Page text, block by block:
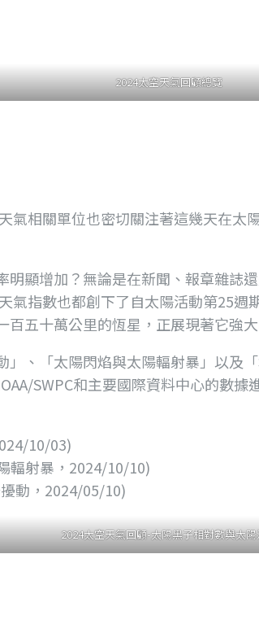
2024太空天氣回顧總覽
氣相關單位也密切關注著這幾天在
顯增加？無論是在新聞、報章雜誌
指數也都創下了自太陽活動第25
五十萬公里的恆星，正展現著它強
、「太陽閃焰與太陽輻射暴」以及
SWPC和主要國際資料中心的數據
10/03)
輻射暴，2024/10/10)
動，2024/05/10)
2024太空天氣回顧-太陽黑子相對數與太陽